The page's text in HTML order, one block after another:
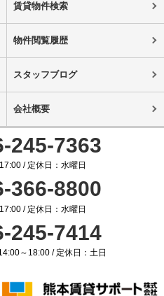
賃貸物件検索
物件閲覧履歴
スタッフブログ
会社概要
245-7363
/ 定休日：水曜日
366-8800
/ 定休日：水曜日
245-7414
～18:00 / 定休日：土日